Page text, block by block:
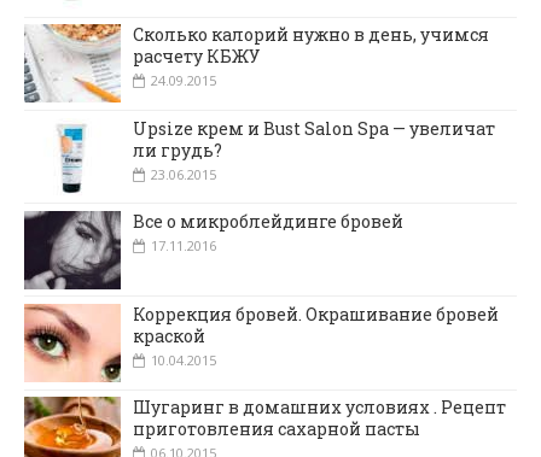
Сколько калорий нужно в день, учимся
расчету КБЖУ
24.09.2015
Upsize крем и Bust Salon Spa — увеличат
ли грудь?
23.06.2015
Все о микроблейдинге бровей
17.11.2016
Коррекция бровей. Окрашивание бровей
краской
10.04.2015
Шугаринг в домашних условиях . Рецепт
приготовления сахарной пасты
06.10.2015